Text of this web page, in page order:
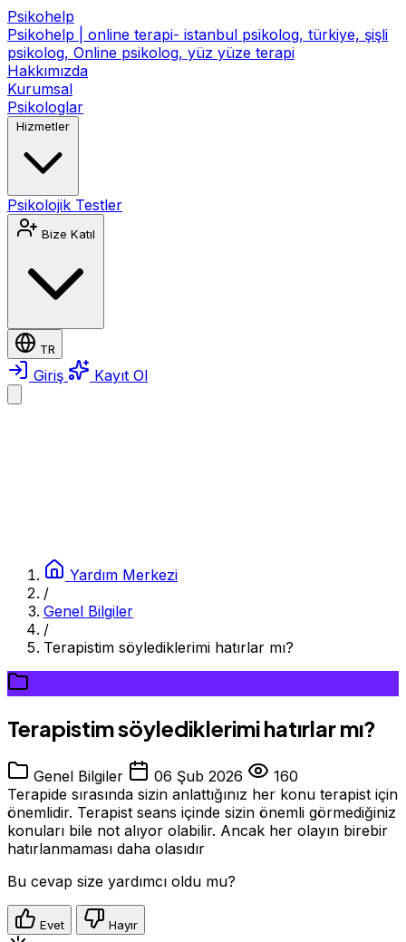
Psikohelp
Psikohelp | online terapi- istanbul psikolog, türkiye, şişli
psikolog, Online psikolog, yüz yüze terapi
Hakkımızda
Kurumsal
Psikologlar
Hizmetler
Psikolojik Testler
Bize Katıl
TR
Giriş Kayıt Ol
Yardım Merkezi
/
Genel Bilgiler
/
Terapistim söylediklerimi hatırlar mı?
Terapistim söylediklerimi hatırlar mı?
Genel Bilgiler 06 Şub 2026
160
Terapide sırasında sizin anlattığınız her konu terapist için
önemlidir. Terapist seans içinde sizin önemli görmediğiniz
konuları bile not alıyor olabilir. Ancak her olayın birebir
hatırlanmaması daha olasıdır
Bu cevap size yardımcı oldu mu?
Evet Hayır